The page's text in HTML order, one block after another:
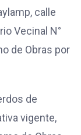
calle
Vecinal N°
de Obras por
de
vigente,